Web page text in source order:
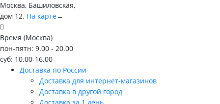
Москва, Башиловская,
дом 12. На карте→
Время (Москва)
пон-пятн: 9.00 - 20.00
суб: 10.00-16.00
Доставка по России
Доставка для интернет-магазинов
Доставка в другой город